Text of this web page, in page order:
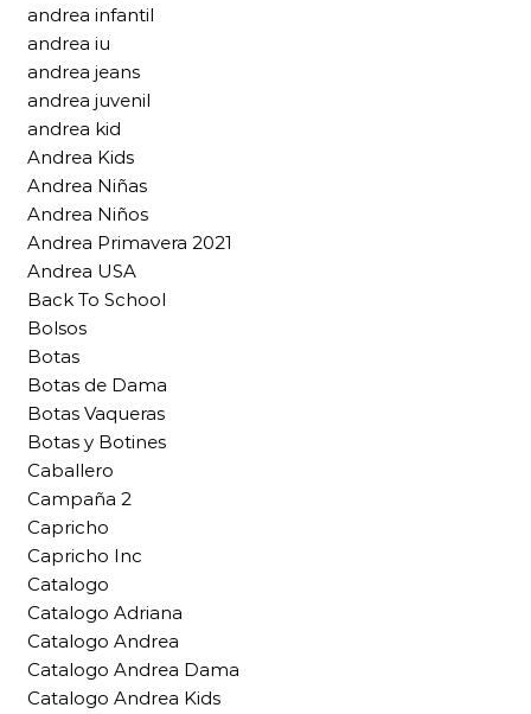
andrea infantil
andrea iu
andrea jeans
andrea juvenil
andrea kid
Andrea Kids
Andrea Niñas
Andrea Niños
Andrea Primavera 2021
Andrea USA
Back To School
Bolsos
Botas
Botas de Dama
Botas Vaqueras
Botas y Botines
Caballero
Campaña 2
Capricho
Capricho Inc
Catalogo
Catalogo Adriana
Catalogo Andrea
Catalogo Andrea Dama
Catalogo Andrea Kids